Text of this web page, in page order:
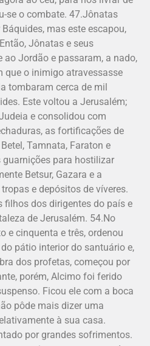
se o combate. 47.Jônatas
mas este escapou,
Jônatas e seus
Jordão e passaram, a nado,
que o inimigo atravessasse
tombaram cerca de mil
Este voltou a Jerusalém;
e consolidou com
as fortificações de
Tamnata, Faraton e
para hostilizar
Betsur, Gazara e a
e depósitos de víveres.
filhos dos dirigentes do país e
de Jerusalém. 54.No
e cinquenta e três, ordenou
pátio interior do santuário e,
dos profetas, começou por
porém, Alcimo foi ferido
Ficou ele com a boca
pôde mais dizer uma
à sua casa.
por grandes sofrimentos.